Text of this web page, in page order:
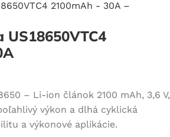
– Li-ion článok 2100 mAh, 3,6 V,
výkon a dlhá cyklická
a výkonové aplikácie.